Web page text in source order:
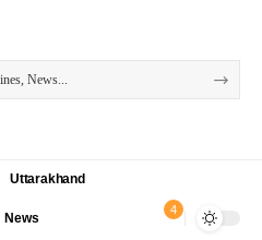
Uttarakhand
News
4